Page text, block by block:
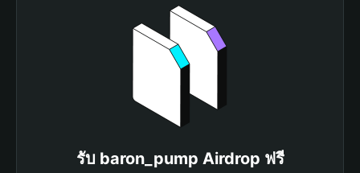
รับ baron_pump Airdrop ฟรี